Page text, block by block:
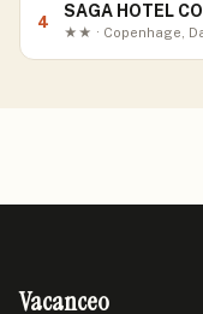
4
SAGA HOTEL
★★ · Copenhage,
Vacanceo